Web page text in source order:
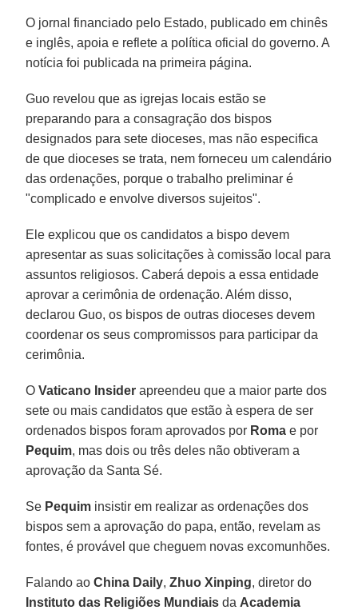
O jornal financiado pelo Estado, publicado em chinês
e inglês, apoia e reflete a política oficial do governo. A
notícia foi publicada na primeira página.
Guo revelou que as igrejas locais estão se
preparando para a consagração dos bispos
designados para sete dioceses, mas não especifica
de que dioceses se trata, nem forneceu um calendário
das ordenações, porque o trabalho preliminar é
"complicado e envolve diversos sujeitos".
Ele explicou que os candidatos a bispo devem
apresentar as suas solicitações à comissão local para
assuntos religiosos. Caberá depois a essa entidade
aprovar a cerimônia de ordenação. Além disso,
declarou Guo, os bispos de outras dioceses devem
coordenar os seus compromissos para participar da
cerimônia.
OVaticano Insider apreendeu que a maior parte dos
sete ou mais candidatos que estão à espera de ser
ordenados bispos foram aprovados por Roma e por
Pequim, mas dois ou três deles não obtiveram a
aprovação da Santa Sé.
Se Pequim insistir em realizar as ordenações dos
bispos sem a aprovação do papa, então, revelam as
fontes, é provável que cheguem novas excomunhões.
Falando aoChina Daily,Zhuo Xinping, diretor do
Instituto das Religiões Mundiais da Academia